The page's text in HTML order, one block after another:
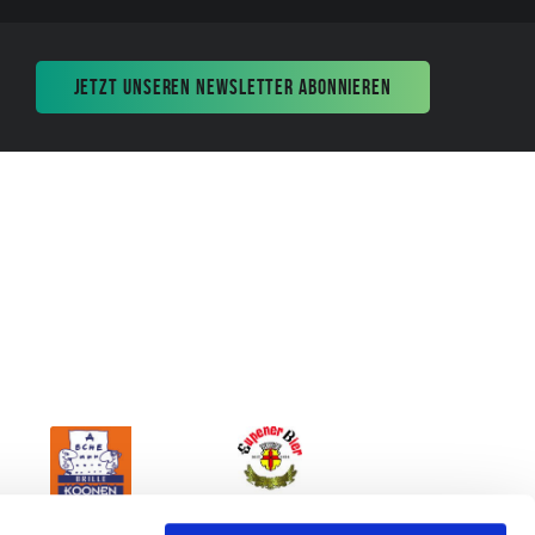
JETZT UNSEREN NEWSLETTER ABONNIEREN